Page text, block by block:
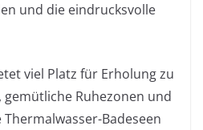
und die eindrucksvolle
viel Platz für Erholung zu
gemütliche Ruhezonen und
Badeseen